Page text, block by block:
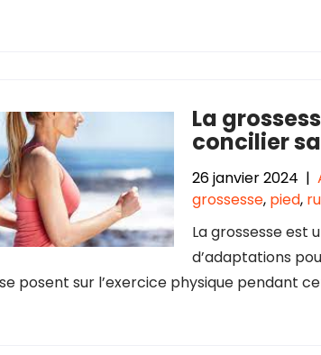
La
concilier
26 janvier 2024 |
grossesse, pied,
La grossesse est
d’adaptations
posent sur l’exercice physique pendant